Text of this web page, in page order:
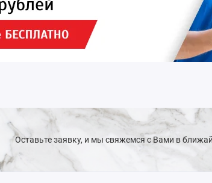
Оставьте заявку, и мы свяжемся с Вами в